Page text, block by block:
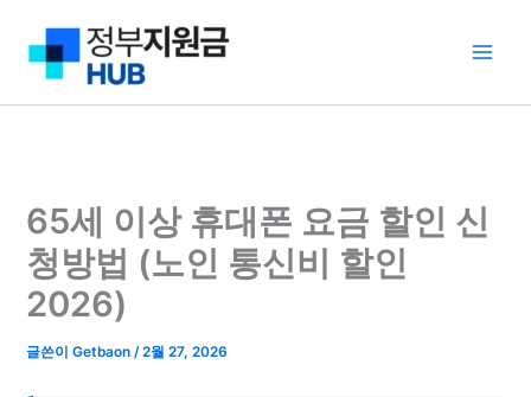
65세 이상 휴대폰 요금 할인 신
청방법 (노인 통신비 할인
2026)
글쓴이Getbaon/2월 27, 2026